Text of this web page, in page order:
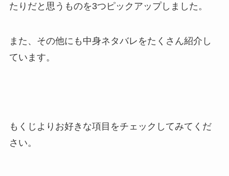
たりだと思うものを3つピックアップしました。
また、その他にも 中身ネタバレをたくさん紹介 し
ています。
もくじよりお好きな項目をチェックしてみてくだ
さい。